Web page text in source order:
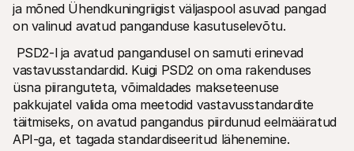
ja mõned Ühendkuningriigist väljaspool asuvad pangad
on valinud avatud panganduse kasutuselevõtu.
PSD2-l ja avatud pangandusel on samuti erinevad
vastavusstandardid. Kuigi PSD2 on oma rakenduses
üsna piiranguteta, võimaldades makseteenuse
pakkujatel valida oma meetodid vastavusstandardite
täitmiseks, on avatud pangandus piirdunud eelmääratud
API-ga, et tagada standardiseeritud lähenemine.